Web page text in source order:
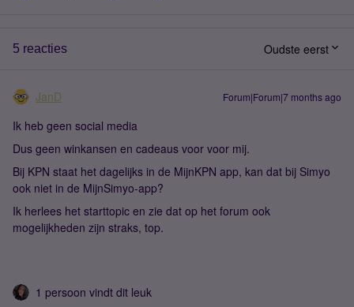
5 reacties Oudste eerst
JanD Forum|Forum|7 months ago
Ik heb geen social media
Dus geen winkansen en cadeaus voor voor mij.
Bij KPN staat het dagelijks in de MijnKPN app, kan dat bij Simyo
ook niet in de MijnSimyo-app?
Ik herlees het starttopic en zie dat op het forum ook
mogelijkheden zijn straks, top.
1 persoon vindt dit leuk